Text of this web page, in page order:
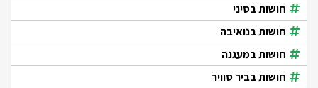
חושות בסיני
חושות בנואיבה
חושות במעגנה
חושות בביר סוויר